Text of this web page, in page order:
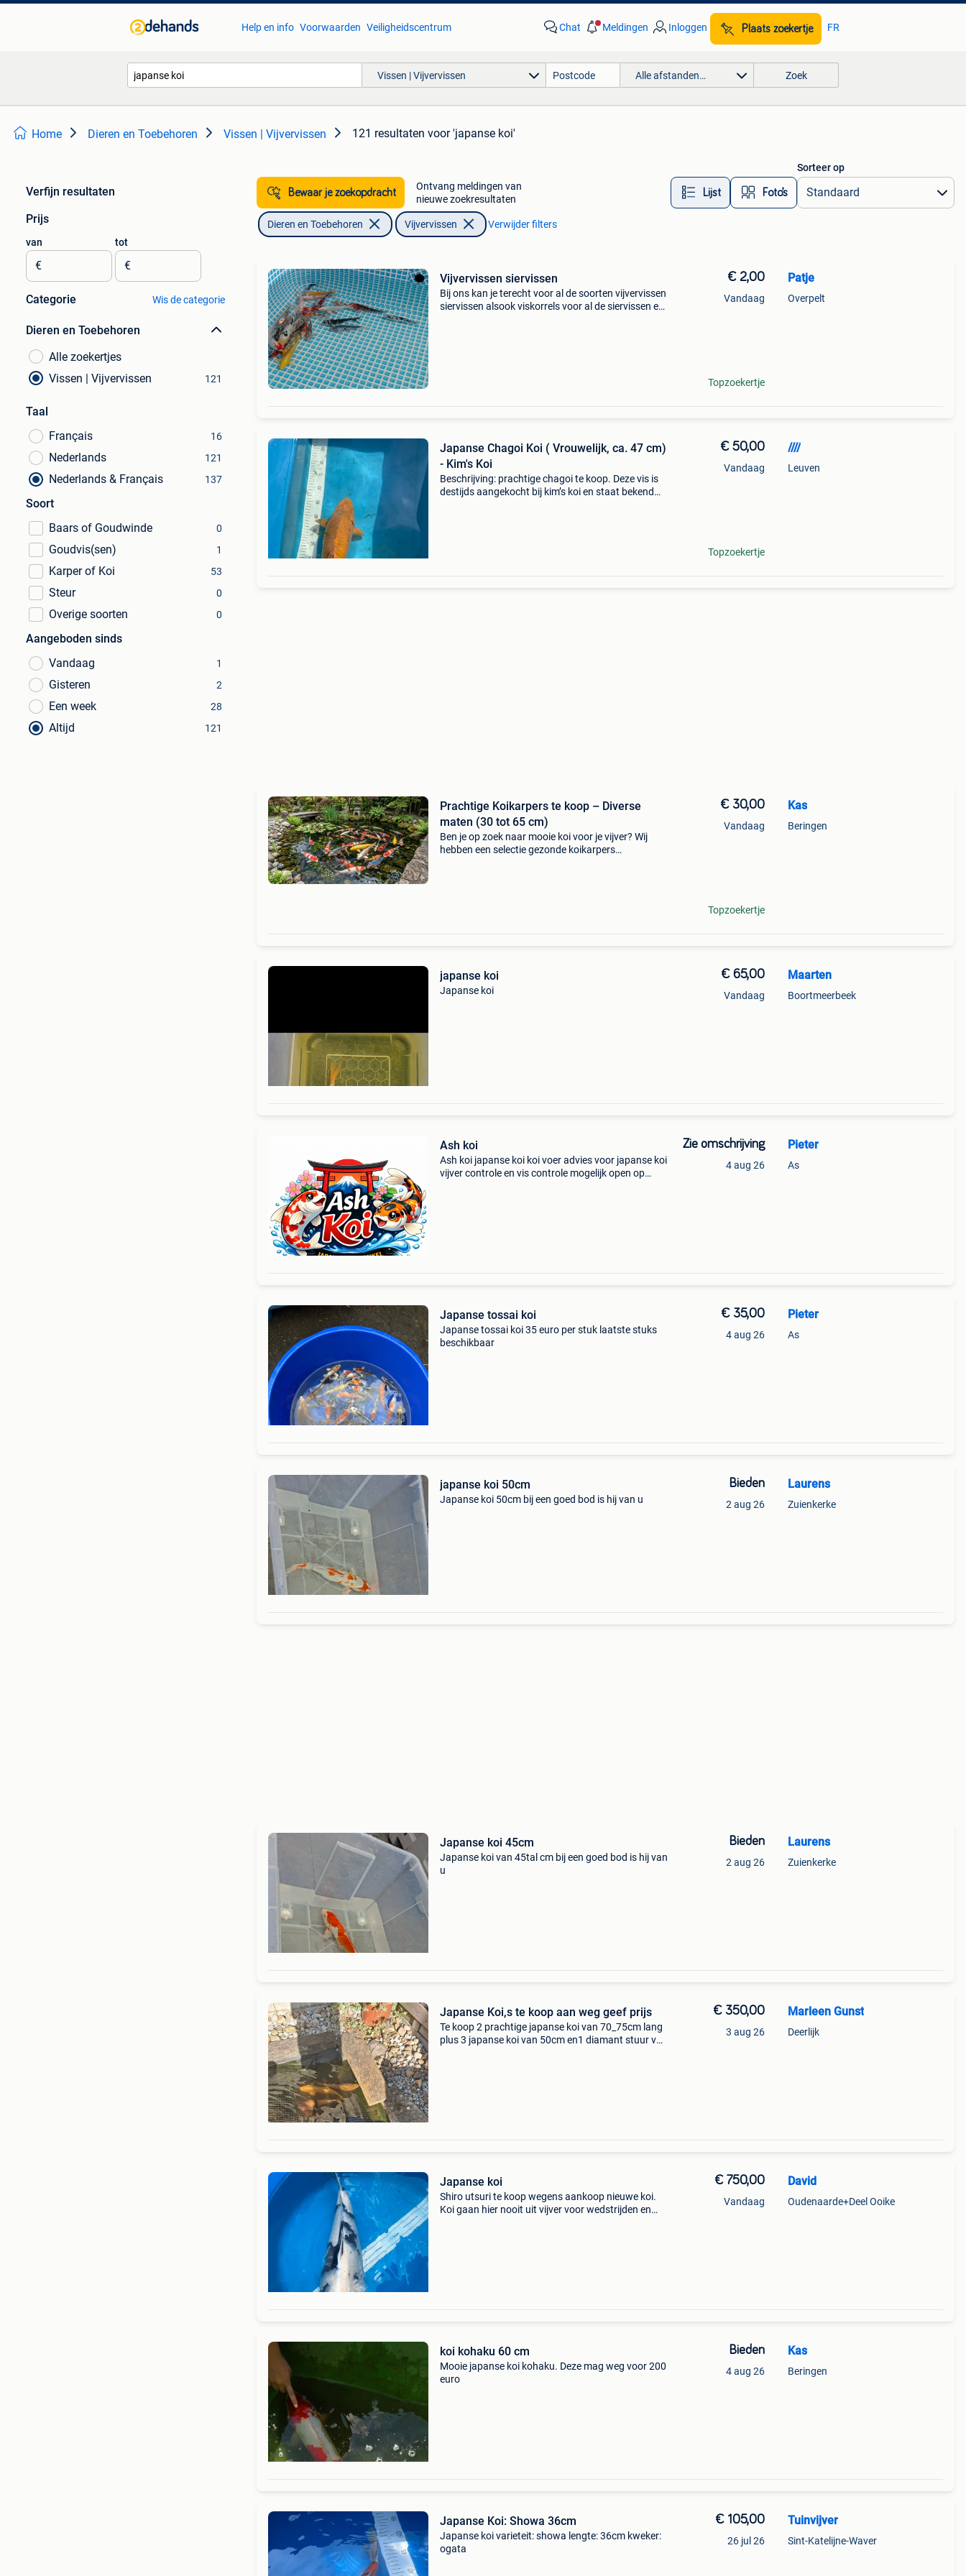
Help en info Voorwaarden Veiligheidscentrum Chat Meldingen Inloggen Plaats zoekertje FR
Vissen | Vijvervissen Alle afstanden… Zoek
Home Dieren en Toebehoren Vissen | Vijvervissen 121 resultaten voor 'japanse koi'
Verfijn resultaten
Prijs
van
€
tot
€
Categorie Wis de categorie
Dieren en Toebehoren
Alle zoekertjes
Vissen | Vijvervissen
121
Taal
Français
16
Nederlands 121
Nederlands & Français 137
Soort
Baars of Goudwinde
0
Goudvis(sen) 1
Karper of Koi 53
Steur 0
Overige soorten 0
Aangeboden sinds
Vandaag
1
Gisteren 2
Een week 28
Altijd 121
Bewaar je zoekopdracht
Ontvang meldingen van
nieuwe zoekresultaten
Lijst Foto’s
Sorteer op
Dieren en Toebehoren Vijvervissen Verwijder filters
Vijvervissen siervissen
Bij ons kan je terecht voor al de soorten vijvervissen
siervissen alsook viskorrels voor al de siervissen en
€ 2,00
Vandaag
Topzoekertje
Patje
Overpelt
Japanse Chagoi Koi ( Vrouwelijk, ca. 47 cm)
- Kim's Koi
Beschrijving: prachtige chagoi te koop. Deze vis is
destijds aangekocht bij kim’s koi en staat bekend
€ 50,00
Vandaag
Topzoekertje
////
Leuven
Prachtige Koikarpers te koop – Diverse
maten (30 tot 65 cm)
Ben je op zoek naar mooie koi voor je vijver? Wij
hebben een selectie gezonde koikarpers
€ 30,00
Vandaag
Topzoekertje
Kas
Beringen
japanse koi
Japanse koi
€ 65,00
Vandaag
Maarten
Boortmeerbeek
Ash koi
Ash koi japanse koi koi voer advies voor japanse koi
vijver controle en vis controle mogelijk open op
Zie omschrijving
4 aug 26
Pieter
As
Japanse tossai koi
Japanse tossai koi 35 euro per stuk laatste stuks
beschikbaar
€ 35,00
4 aug 26
Pieter
As
japanse koi 50cm
Japanse koi 50cm bij een goed bod is hij van u
Bieden
2 aug 26
Laurens
Zuienkerke
Japanse koi 45cm
Japanse koi van 45tal cm bij een goed bod is hij van
u
Bieden
2 aug 26
Laurens
Zuienkerke
Japanse Koi,s te koop aan weg geef prijs
Te koop 2 prachtige japanse koi van 70_75cm lang
plus 3 japanse koi van 50cm en1 diamant stuur van
€ 350,00
3 aug 26
Marleen Gunst
Deerlijk
Japanse koi
Shiro utsuri te koop wegens aankoop nieuwe koi.
Koi gaan hier nooit uit vijver voor wedstrijden en
€ 750,00
Vandaag
David
Oudenaarde+Deel Ooike
koi kohaku 60 cm
Mooie japanse koi kohaku. Deze mag weg voor 200
euro
Bieden
4 aug 26
Kas
Beringen
Japanse Koi: Showa 36cm
Japanse koi varieteit: showa lengte: 36cm kweker:
ogata
€ 105,00
26 jul 26
Tuinvijver
Sint-Katelijne-Waver